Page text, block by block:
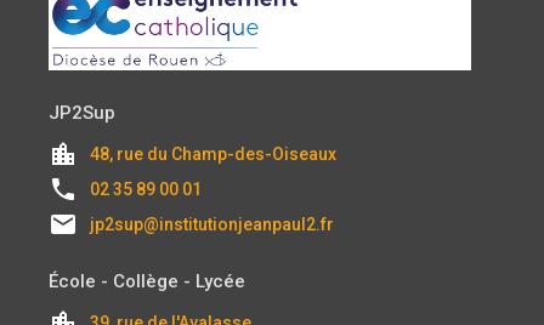
JP2Sup
location_city 48, rue du Champ-des-Oiseaux
local_phone 02 35 89 00 01
email jp2sup@institutionjeanpaul2.fr
École - Collège - Lycée